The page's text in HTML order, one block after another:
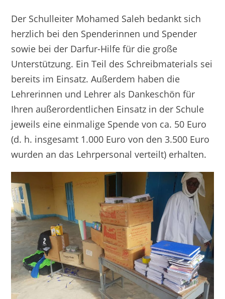
Der Schulleiter Mohamed Saleh bedankt sich
herzlich bei den Spenderinnen und Spender
sowie bei der Darfur-Hilfe für die große
Unterstützung. Ein Teil des Schreibmaterials sei
bereits im Einsatz. Außerdem haben die
Lehrerinnen und Lehrer als Dankeschön für
Ihren außerordentlichen Einsatz in der Schule
jeweils eine einmalige Spende von ca. 50 Euro
(d. h. insgesamt 1.000 Euro von den 3.500 Euro
wurden an das Lehrpersonal verteilt) erhalten.